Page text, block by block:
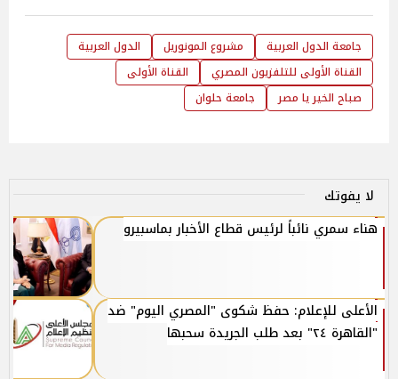
جامعة الدول العربية مشروع المونوريل
الدول العربية
القناة الأولى للتلفزيون المصري
القناة الأولى
صباح الخير يا مصر
جامعة حلوان
لا يفوتك
هناء سمري نائباً لرئيس قطاع الأخبار بماسبيرو
الأعلى للإعلام: حفظ شكوى "المصري اليوم" ضد
"القاهرة ٢٤" بعد طلب الجريدة سحبها